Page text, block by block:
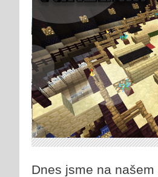
Dnes jsme na našem